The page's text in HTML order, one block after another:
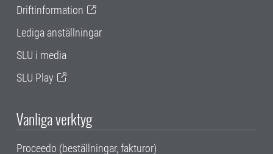
Driftinformation
Lediga anställningar
SLU i media
SLU Play
Vanliga verktyg
Proceedo (beställningar, fakturor)